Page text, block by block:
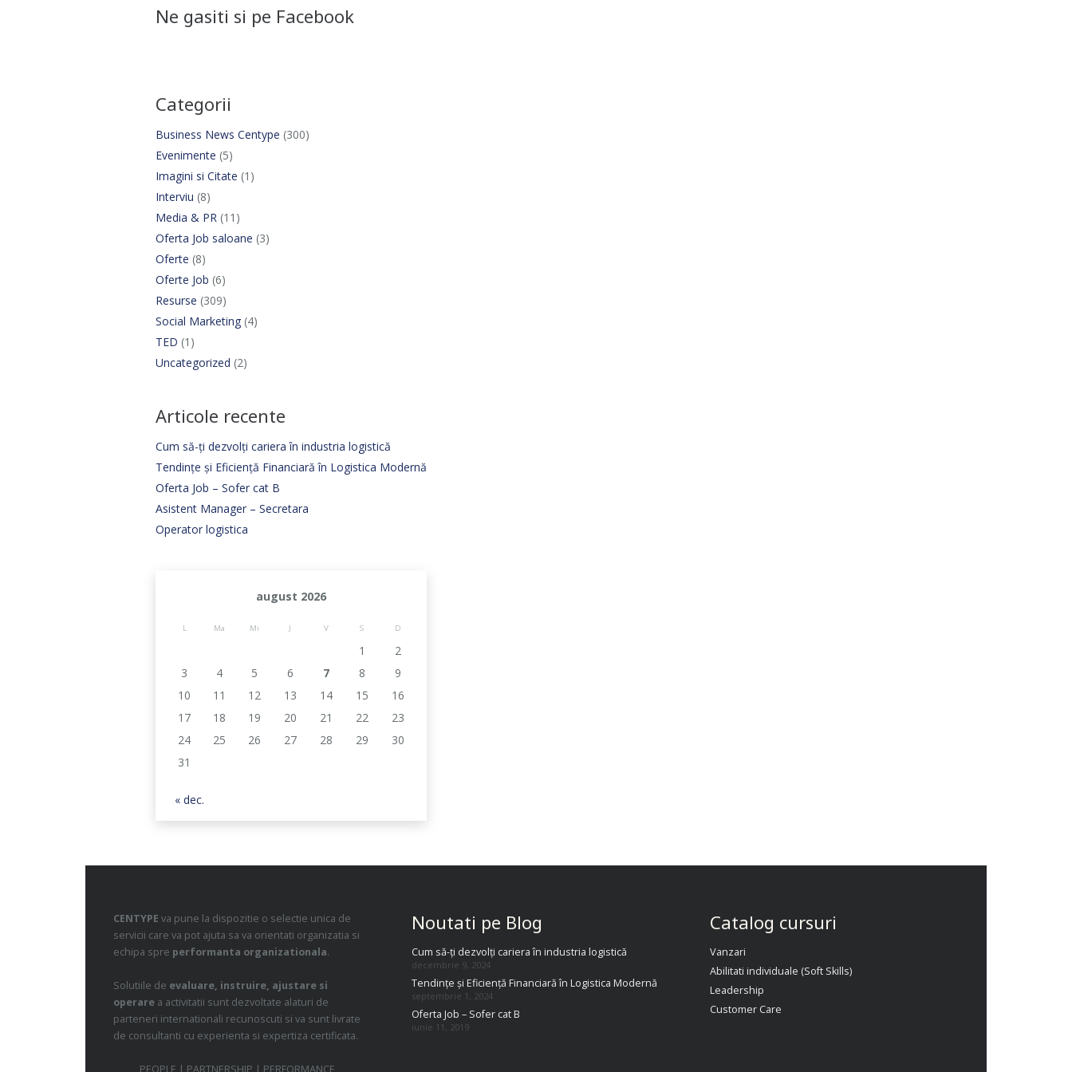
Ne gasiti si pe Facebook
Categorii
Business News Centype (300)
Evenimente (5)
Imagini si Citate (1)
Interviu (8)
Media & PR (11)
Oferta Job saloane (3)
Oferte (8)
Oferte Job (6)
Resurse (309)
Social Marketing (4)
TED (1)
Uncategorized (2)
Articole recente
Cum să-ți dezvolți cariera în industria logistică
Tendințe și Eficiență Financiară în Logistica Modernă
Oferta Job – Sofer cat B
Asistent Manager – Secretara
Operator logistica
august 2026
L Ma Mi J V S D
1
2
3
4 5 6 7 8
9
10
11 12 13 14 15
16
17
18 19 20 21 22
23
24
25 26 27 28 29
30
31
« dec.
CENTYPE va pune la dispozitie o selectie unica de
servicii care va pot ajuta sa va orientati organizatia si
echipa spre performanta organizationala.
Solutiile de evaluare, instruire, ajustare si
operare a activitatii sunt dezvoltate alaturi de
parteneri internationali recunoscuti si va sunt livrate
de consultanti cu experienta si expertiza certificata.
PEOPLE | PARTNERSHIP | PERFORMANCE
Noutati pe Blog
Cum să-ți dezvolți cariera în industria logistică
decembrie 9, 2024
Tendințe și Eficiență Financiară în Logistica Modernă
septembrie 1, 2024
Oferta Job – Sofer cat B
iunie 11, 2019
Catalog cursuri
Vanzari
Abilitati individuale (Soft Skills)
Leadership
Customer Care